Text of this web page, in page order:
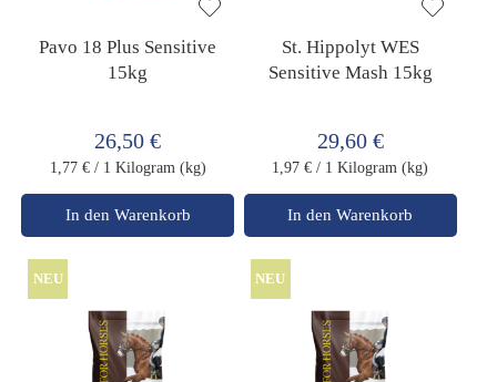
Pavo 18 Plus Sensitive
15kg
26,50 €
1,77 € / 1 Kilogram (kg)
In den Warenkorb
St. Hippolyt WES
Sensitive Mash 15kg
29,60 €
1,97 € / 1 Kilogram (kg)
In den Warenkorb
NEU NEU